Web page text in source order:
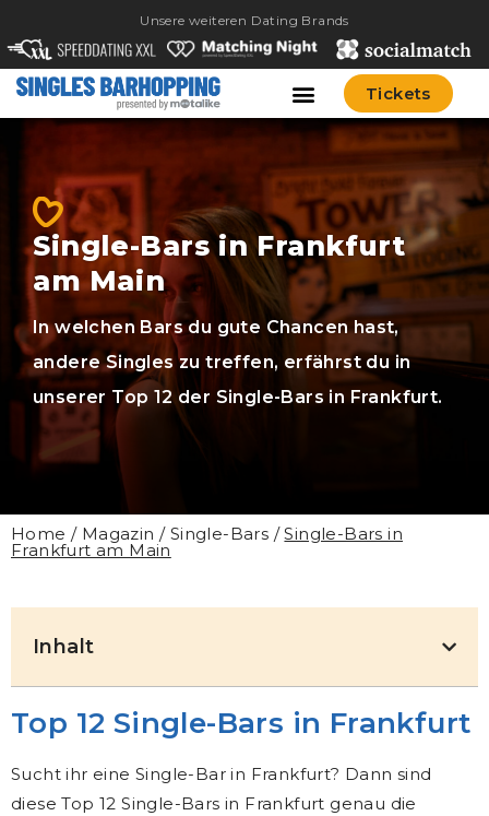
Unsere weiteren Dating Brands
Tickets
Single-Bars in Frankfurt
am Main
In welchen Bars du gute Chancen hast,
andere Singles zu treffen, erfährst du in
unserer Top 12 der Single-Bars in Frankfurt.
Home / Magazin / Single-Bars /Single-Bars in
Frankfurt am Main
Top 12 Single-Bars in Frankfurt
Sucht ihr eine Single-Bar in Frankfurt? Dann sind
diese Top 12 Single-Bars in Frankfurt genau die
Inhalt